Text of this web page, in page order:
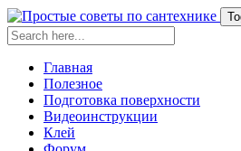
Главная
Полезное
Подготовка поверхности
Видеоинструкции
Клей